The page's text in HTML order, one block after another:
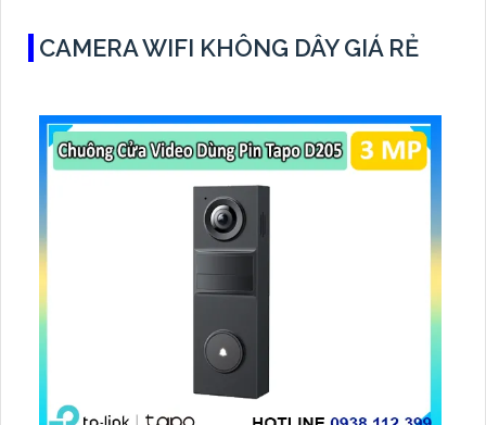
CAMERA WIFI KHÔNG DÂY GIÁ RẺ